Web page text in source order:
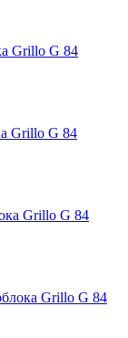
Grillo G 84
Grillo G 84
Grillo G 84
Grillo G 84